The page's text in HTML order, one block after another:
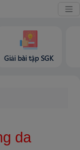
Giải bài tập SGK
da